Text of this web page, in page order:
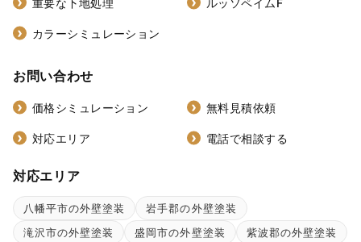
カラーシミュレーション
お問い合わせ
価格シミュレーション 無料見積依頼
対応エリア 電話で相談する
対応エリア
八幡平市の外壁塗装
岩手郡の外壁塗装
滝沢市の外壁塗装
盛岡市の外壁塗装
紫波郡の外壁塗装